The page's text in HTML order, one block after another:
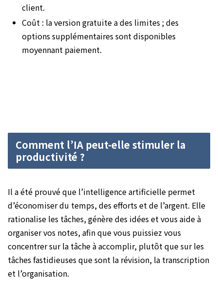
client.
Coût : la version gratuite a des limites ; des
options supplémentaires sont disponibles
moyennant paiement.
Comment l’IA peut-elle stimuler la
productivité ?
Il a été prouvé que l’intelligence artificielle permet
d’économiser du temps, des efforts et de l’argent. Elle
rationalise les tâches, génère des idées et vous aide à
organiser vos notes, afin que vous puissiez vous
concentrer sur la tâche à accomplir, plutôt que sur les
tâches fastidieuses que sont la révision, la transcription
et l’organisation.